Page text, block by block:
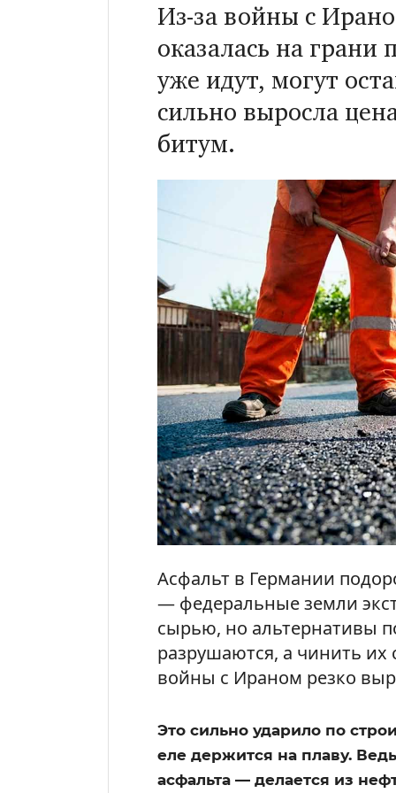
Из-за войны с
оказалась на грани
уже идут, могут
сильно выросла
битум.
Асфальт в Германии
— федеральные земли
сырью, но альтернативы
разрушаются, а чинить их
войны с Ираном резко
Это сильно ударило по
еле держится на плаву.
асфальта — делается из